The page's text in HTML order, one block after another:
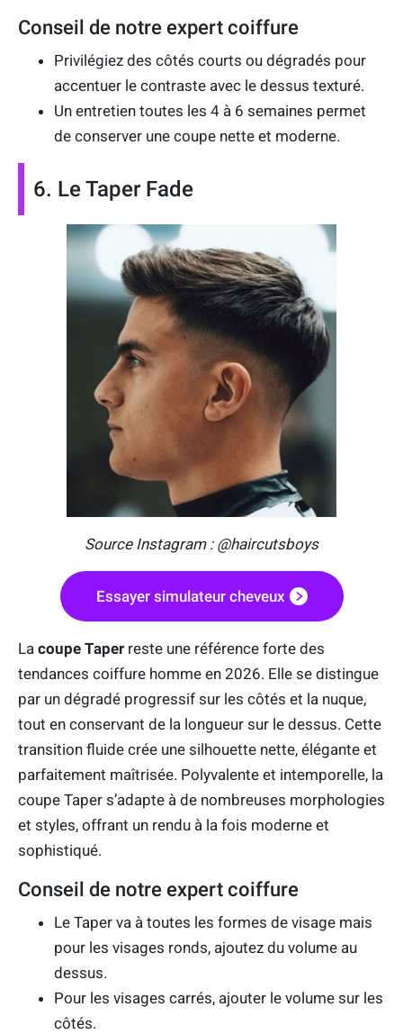
Conseil de notre expert coiffure
Privilégiez des côtés courts ou dégradés pour
accentuer le contraste avec le dessus texturé.
Un entretien toutes les 4 à 6 semaines permet
de conserver une coupe nette et moderne.
6. Le Taper Fade
Source Instagram : @haircutsboys
Essayer simulateur cheveux
La coupe Taper reste une référence forte des
tendances coiffure homme en 2026. Elle se distingue
par un dégradé progressif sur les côtés et la nuque,
tout en conservant de la longueur sur le dessus. Cette
transition fluide crée une silhouette nette, élégante et
parfaitement maîtrisée. Polyvalente et intemporelle, la
coupe Taper s’adapte à de nombreuses morphologies
et styles, offrant un rendu à la fois moderne et
sophistiqué.
Conseil de notre expert coiffure
Le Taper va à toutes les formes de visage mais
pour les visages ronds, ajoutez du volume au
dessus.
Pour les visages carrés, ajouter le volume sur les
côtés.